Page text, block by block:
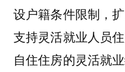
设户籍条件限制，
支持灵活就业人员
自住住房的灵活就